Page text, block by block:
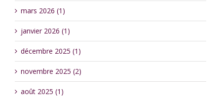
mars 2026 (1)
janvier 2026 (1)
décembre 2025 (1)
novembre 2025 (2)
août 2025 (1)